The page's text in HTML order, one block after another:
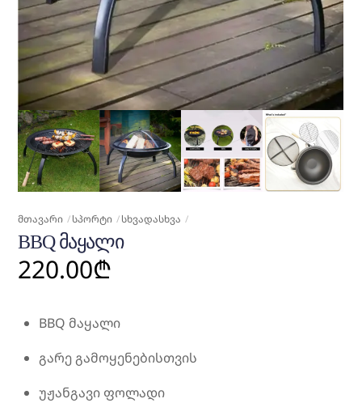
ᲛᲗᲐᲕᲐᲠᲘ ᲡᲞᲝᲠᲢᲘ ᲡᲮᲕᲐᲓᲐᲡᲮᲕᲐ
BBQ ᲛᲐᲧᲐᲚᲘ
220.00₾
BBQ მაყალი
გარე გამოყენებისთვის
უჟანგავი ფოლადი